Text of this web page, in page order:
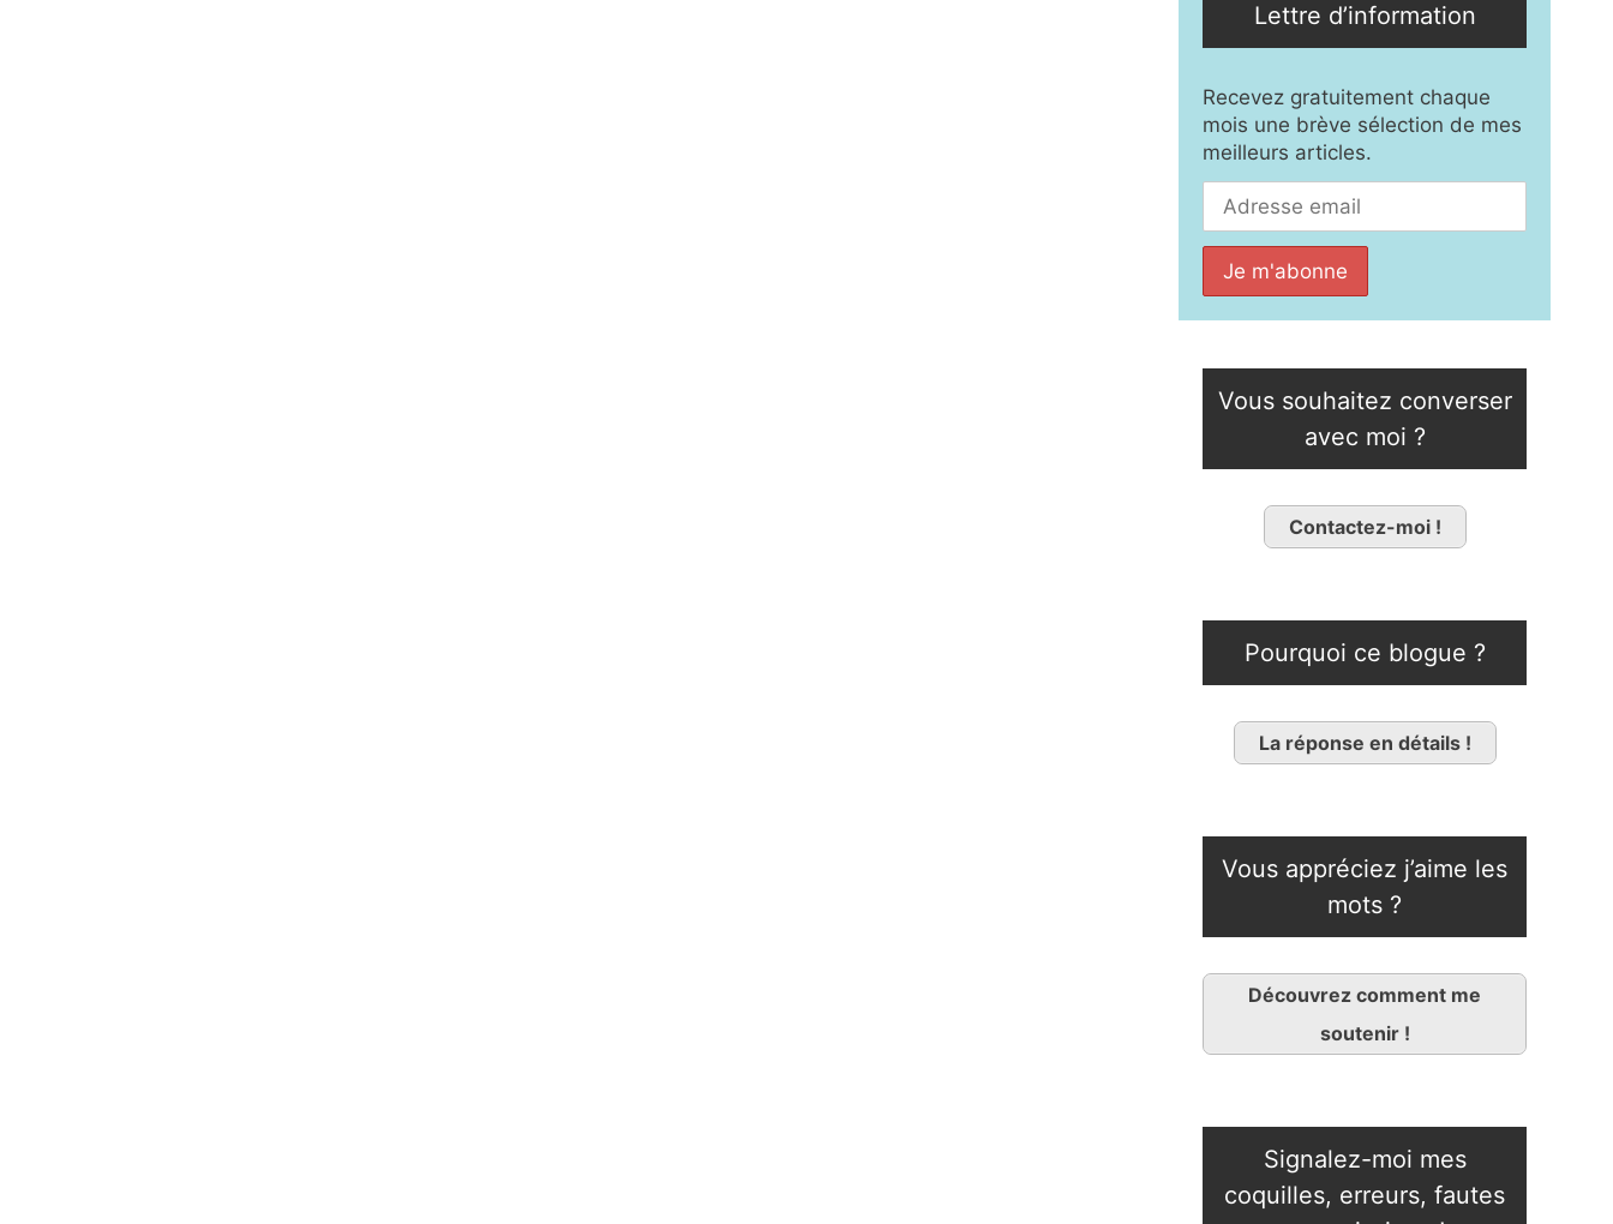
Lettre d’information
Recevez gratuitement chaque
mois une brève sélection de mes
meilleurs articles.
Vous souhaitez converser
avec moi ?
Contactez-moi !
Pourquoi ce blogue ?
La réponse en détails !
Vous appréciez j’aime les
mots ?
Découvrez comment me
soutenir !
Signalez-moi mes
coquilles, erreurs, fautes